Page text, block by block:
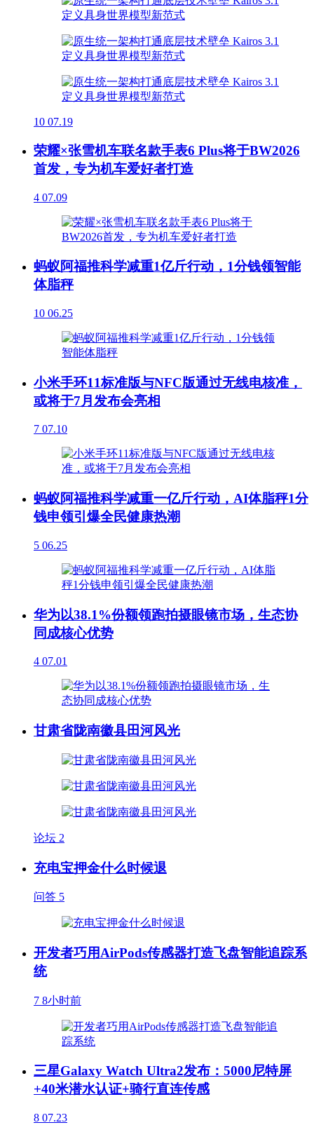
10 07.19
荣耀×张雪机车联名款手表6 Plus将于BW2026
首发，专为机车爱好者打造
4 07.09
蚂蚁阿福推科学减重1亿斤行动，1分钱领智能
体脂秤
10 06.25
小米手环11标准版与NFC版通过无线电核准，
或将于7月发布会亮相
7 07.10
蚂蚁阿福推科学减重一亿斤行动，AI体脂秤1分
钱申领引爆全民健康热潮
5 06.25
华为以38.1%份额领跑拍摄眼镜市场，生态协
同成核心优势
4 07.01
甘肃省陇南徽县田河风光
论坛 2
充电宝押金什么时候退
问答 5
开发者巧用AirPods传感器打造飞盘智能追踪系
统
7 8小时前
三星Galaxy Watch Ultra2发布：5000尼特屏
+40米潜水认证+骑行直连传感
8 07.23